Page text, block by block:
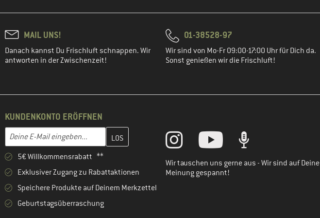
MAIL UNS!
Danach kannst Du Frischluft schnappen. Wir
antworten in der Zwischenzeit!
01-38528-97
Wir sind von Mo-Fr 09:00-17:00 Uhr für Dich da.
Sonst genießen wir die Frischluft!
KUNDENKONTO ERÖFFNEN
E-Mail-Adresse
Gib hier deine E-Mail-Adresse ein und erstelle im nächsten Schritt dein Kundenkonto
5€ Willkommensrabatt **
Exklusiver Zugang zu Rabattaktionen
Speichere Produkte auf Deinem Merkzettel
Geburtstagsüberraschung
Wir tauschen uns gerne aus - Wir sind auf Deine
Meinung gespannt!